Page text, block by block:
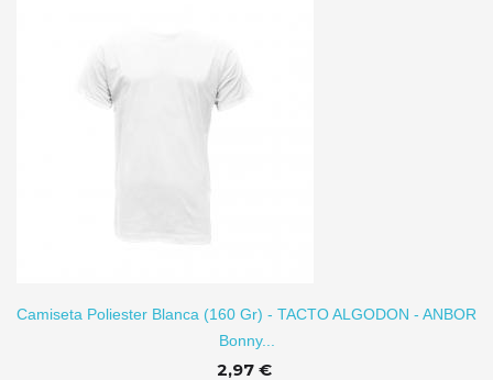
Camiseta Poliester Blanca (160 Gr) - TACTO ALGODON - ANBOR
Bonny...
2,97 €